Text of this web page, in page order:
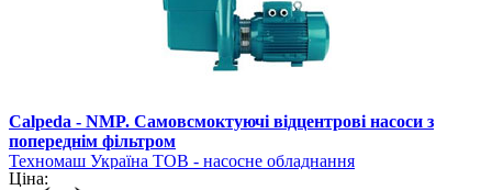
Calpeda - NMP. Самовсмоктуючі відцентрові насоси з
попереднім фільтром
Техномаш Україна ТОВ - насосне обладнання
Ціна: